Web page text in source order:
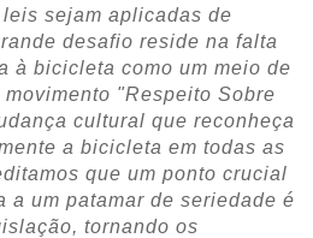
sejam aplicadas de
desafio reside na falta
à bicicleta como um meio de
"Respeito Sobre
cultural que reconheça
a bicicleta em todas as
que um ponto crucial
a um patamar de seriedade é
tornando os